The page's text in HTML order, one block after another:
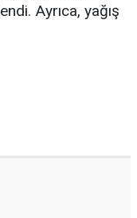
Ayrıca, yağış